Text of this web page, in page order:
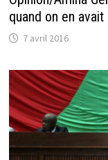
quand on en
7 avril 2016